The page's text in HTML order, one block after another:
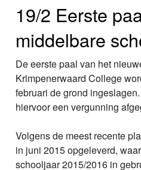
19/2 Eerste
middelbare
De eerste paal van het
Krimpenerwaard College
februari de grond
hiervoor een vergunning
Volgens de meest recente
in juni 2015 opgeleverd,
schooljaar 2015/2016 in